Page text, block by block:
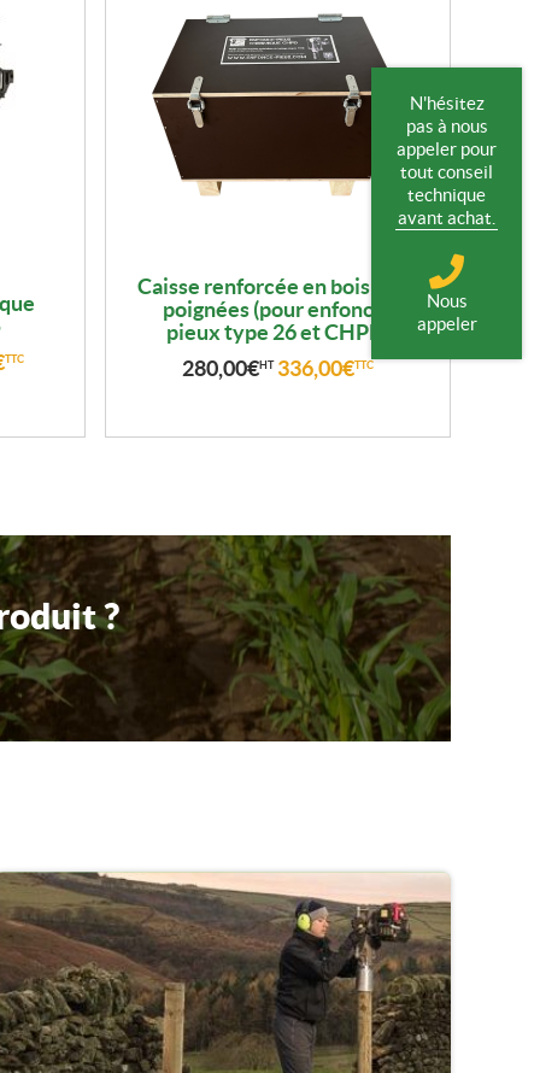
N'hésitez
pas à nous
appeler pour
tout conseil
technique
avant achat.
Nous
appeler
TTC
Caisse renforcée en bois avec
poignées (pour enfonce-
pieux type 26 et CHPD)
280,00€HT 336,00€TTC
?